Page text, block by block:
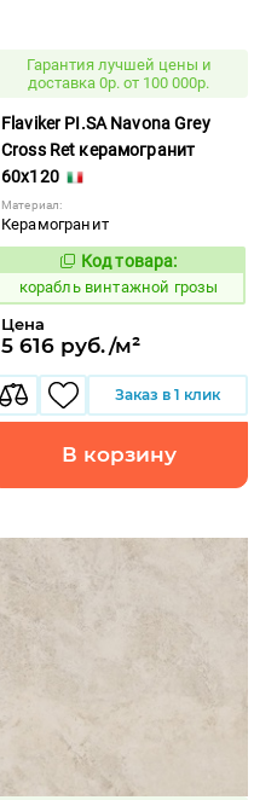
Гарантия лучшей цены и
доставка 0р. от 100 000р.
Flaviker PI.SA Navona Grey
Cross Ret керамогранит
60x120
Материал:
Керамогранит
767519
Код товара:
корабль винтажной грозы
Цена
5 616 руб./м²
Заказ в 1 клик
В корзину